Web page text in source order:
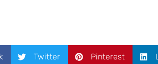
Twitter Pinterest